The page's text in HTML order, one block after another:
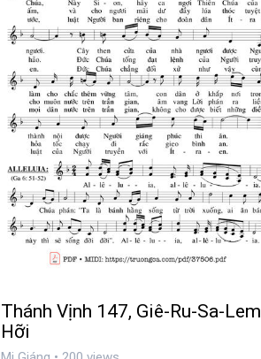
Thánh Vịnh 147, Giê-Ru-Sa-Lem
Hỡi